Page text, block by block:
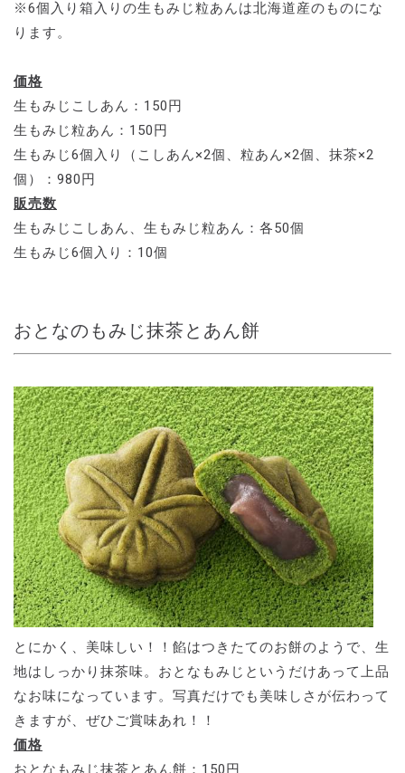
※6個入り箱入りの生もみじ粒あんは北海道産のものにな
ります。
価格
生もみじこしあん：150円
生もみじ粒あん：150円
生もみじ6個入り（こしあん×2個、粒あん×2個、抹茶×2
個）：980円
販売数
生もみじこしあん、生もみじ粒あん：各50個
生もみじ6個入り：10個
おとなのもみじ抹茶とあん餅
とにかく、美味しい！！餡はつきたてのお餅のようで、生
地はしっかり抹茶味。おとなもみじというだけあって上品
なお味になっています。写真だけでも美味しさが伝わって
きますが、ぜひご賞味あれ！！
価格
おとなもみじ抹茶とあん餅：150円